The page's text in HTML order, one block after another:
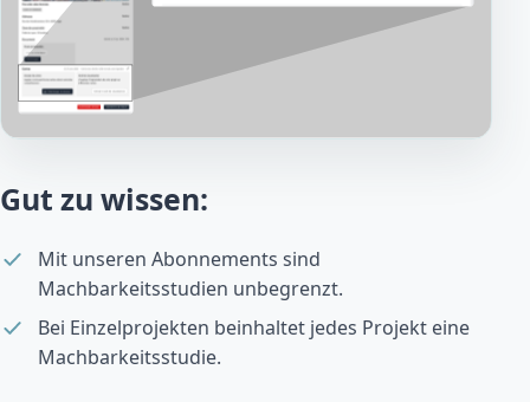
Gut zu wissen:
Mit unseren Abonnements sind
Machbarkeitsstudien unbegrenzt.
Bei Einzelprojekten beinhaltet jedes Projekt eine
Machbarkeitsstudie.